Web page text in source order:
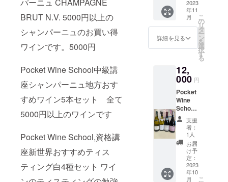
BRUT N.V. 5000円以上の
シャンパーニュのお買い得
ワインです。5000円
Pocket Wine School中級講
座シャンパーニュ地方おす
すめワイン5本セット 全て
5000円以上のワインです
Pocket Wine School,資格講
座新世界おすすめティス
ティング白4種セット ワイ
ト・
ド・
ボーヌ
地区格
付けの
違い
ソー、
ピュリ
ニィー
モン
ラッ
シェ、
プイィ
フイッ
セ他前
菜：牡
蠣のエ
スカル
ゴバ
ター,牡
ミーな
テクス
チャー
ていま
す。
Torront
esTorro
ntes20
22 トロ
ンテス
100％
アルゼ
ンチン
産オー
ガニッ
クワイ
ン輸入
量No.1!
標高
香りを
そのま
まに感
るプレ
ミアム
り出す
エム
ジー・
エス
テー
ト。
4,パー
カー
クナワ
ラ エ
ステイ
ト
フェー
バレッ
生産者
組合
テッ
レ デ
ル バ
とで
ネッビ
種 特有
の艶か
しい甘
くとろ
ける様
な香り
と、飲
み心地
は 柔ら
かく溶
け込ん
ピー
チ、ピ
ンクグ
レープ
フルー
ラの香
り。新
鮮な果
実の風
味にバ
ニラや
ヘーゼ
ルナッ
ツのヒ
ントが
加わ
り、ソ
フトで
ミネラ
た。チ
リの
様々な
エリア
から上
質なブ
ドウだ
選。健
全で高
品質な
ブドウ
だから
こそ叶
う、味
わいや
香りを
そのま
まに感
じられ
るプレ
ミアム
ｷｬﾝﾃｨの
基礎を
築きあ
げたの
は「鉄
の男
爵」と
ﾀﾘｱ共和
国の首
相も務
めた現
ｵｰﾅｰの
祖先で
した。
トス
カーナ
州の赤
ワイン
は高貴
な香り
と口当
帯
（オフ
ライン
の場
合）
実施場
所 東
京都渋
谷区恵
比寿2-
6-16
Sat
Verna
EBISU
B ※実施
場所ま
での交
通費は
ご負担
デ・ボ
ルトリ
社は
創業以
来、そ
の良さ
と誠実
な経営
を背景
に着実
に発展
し、現
在では
年間
5,000,0
00ケー
スを超
え る生
産量を
誇り、
・
実施場
所 東
谷区恵
比寿2-
Verna B
※実施場
所まで
の交通
費はご
負担く
ださ
い。 オ
リジナ
ル教本
資料つ
き、ワ
イン10
種、
CAMPI
LLOT
[2007]
と深み
4,Chate
Cuvee
du Pin
シャ
トー・
ラ・グ
ラーヴ
キュ
ヴェ・
デュ・
パ
ン 201
9 1,2の
解説で
す。サ
nプレジ
ディア
ル テュ
ヌヴァ
ン 2,
dial
Thunuvi
ジディ
アル
テュヌ
ヴァン
3,シャ
トー・
カンピ
ヨ/CHA
TEAU
CAMPI
LLOT
MPAGN
E BRUT
N.V.
Axelle
de
ル・
ド・
ヴァロ
ン ブ
リュッ
ト 産地
Champ
agne
Champ
agne
Côte(コ
ート)
des(デ)
ゴー
ニュ、
イタリ
アバ
ローロ
の格下
ランゲ
オーロ
セット
1本
5000円
以上の
ワイン
を含む
お買い
得セッ
トで
す。
1,CHA
MPAGN
E BRUT
2023
年11
月
詳細を見る
こ
の
リ
タ
ー
ン
を
選
択
す
る
12,
000 円
Pocket
Wine
School
ワイン
初級講
座ブル
ゴー
ニュワ
イン
セット
白2種、
支援
者：
1人
お届
け予
定：
2023
年10
月
こ